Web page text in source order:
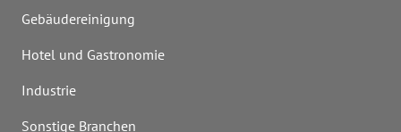
Gebäudereinigung
Hotel und Gastronomie
Industrie
Sonstige Branchen